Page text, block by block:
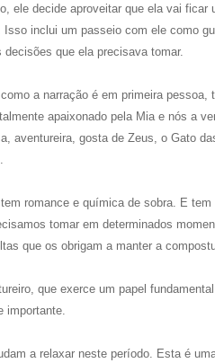
ele decide aproveitar que ela vai
Isso inclui um passeio com ele como
decisões que ela precisava tomar.
a narração é em primeira
apaixonado pela Mia e nós a
aventureira, gosta de Zeus, o Gato
romance e química de sobra. E
tomar em determinados
que os obrigam a manter a
que exerce um papel
importante.
a relaxar neste período. Esta é